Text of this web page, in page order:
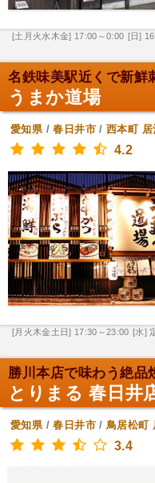
[土月火水木金] 17:00～0:00 [日]
名鉄味美駅近くで新鮮
うまか道場
愛知県/春日井市/西本町 居
4.2
[月火木金土日] 17:30～23:00 [水]
勝川本店で味わう絶品
とりまる 春日井
愛知県/春日井市/鳥居松町
3.4